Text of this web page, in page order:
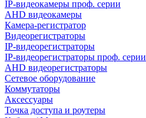
IP-видеокамеры проф. серии
AHD видеокамеры
Камера-регистратор
Видеорегистраторы
IP-видеорегистраторы
IP-видеорегистраторы проф. серии
AHD видеорегистраторы
Сетевое оборудование
Коммутаторы
Аксессуары
Точка доступа и роутеры